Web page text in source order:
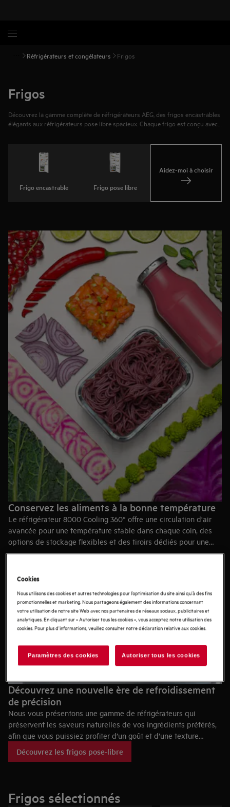
Réfrigérateurs et congélateurs Frigos
Frigos
Découvrez la gamme complète de réfrigérateurs AEG, des frigos encastrables
élégants aux réfrigérateurs pose libre spacieux. Chaque frigo est conçu avec
fiable et durable, AEG offre la combinaison parfaite entre innovation, design et
performances.
Frigo encastrable Frigo pose libre
Aidez-moi à choisir
Conservez les aliments à la bonne température
Le réfrigérateur 8000 Cooling 360° offre une circulation d'air
avancée pour une température stable dans chaque coin, des
options de stockage flexibles et des tiroirs dédiés pour une
fraîcheur et une organisation optimales.
Découvrez une nouvelle ère de refroidissement
de précision
Nous vous présentons une gamme de réfrigérateurs qui
préservent les saveurs naturelles de vos ingrédients préférés,
afin que vous puissiez profiter d’un goût et d’une texture
parfaits à chaque bouchée. Construit avec précision, avec un
contrôle actif de la température, une humidité optimisée et des
Découvrez les frigos pose-libre
Frigos sélectionnés
Cookies
Nous utilisons des cookies et autres technologies pour l’optimisation du site ainsi qu’à des fins
promotionnelles et marketing. Nous partageons également des informations concernant
votre utilisation de notre site Web avec nos partenaires de réseaux sociaux, publicitaires et
analytiques. En cliquant sur « Autoriser tous les cookies », vous acceptez notre utilisation des
cookies. Pour plus d'informations, veuillez consulter notre déclaration relative aux cookies.
Paramètres des cookies Autoriser tous les cookies